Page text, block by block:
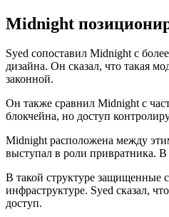
Midnight
Syed сопоставил Midnight с
дизайна. Он сказал, что такая
законной.
Он также сравнил Midnight с
блокчейна, но доступ
Midnight расположена между
выступал в роли привратника.
В такой структуре защищенные
инфраструктуре. Syed сказал,
доступ.